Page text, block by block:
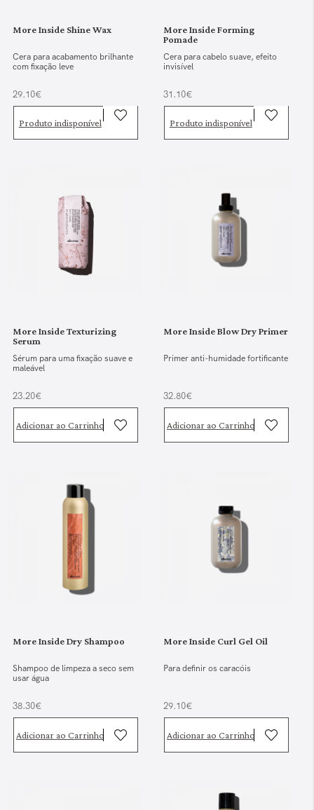
More Inside Shine Wax
Cera para acabamento brilhante
com fixação leve
29.10€
Produto indisponível
More Inside Forming
Pomade
Cera para cabelo suave, efeito
invisível
31.10€
Produto indisponível
More Inside Texturizing
Serum
Sérum para uma fixação suave e
maleável
23.20€
Adicionar ao Carrinho
More Inside Blow Dry Primer
Primer anti-humidade fortificante
32.80€
Adicionar ao Carrinho
More Inside Dry Shampoo
Shampoo de limpeza a seco sem
usar água
38.30€
Adicionar ao Carrinho
More Inside Curl Gel Oil
Para definir os caracóis
29.10€
Adicionar ao Carrinho